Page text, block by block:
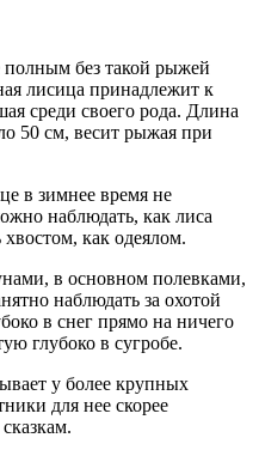
без такой рыжей
лисица принадлежит к
среди своего рода. Длина
50 см, весит рыжая при
в зимнее время не
наблюдать, как лиса
как одеялом.
в основном полевками,
наблюдать за охотой
в снег прямо на ничего
глубоко в сугробе.
у более крупных
для нее скорее